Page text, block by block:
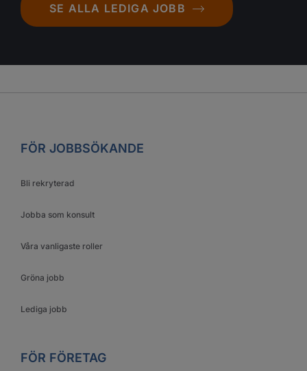
SE ALLA LEDIGA JOBB
FÖR JOBBSÖKANDE
Bli rekryterad
Jobba som konsult
Våra vanligaste roller
Gröna jobb
Lediga jobb
FÖR FÖRETAG